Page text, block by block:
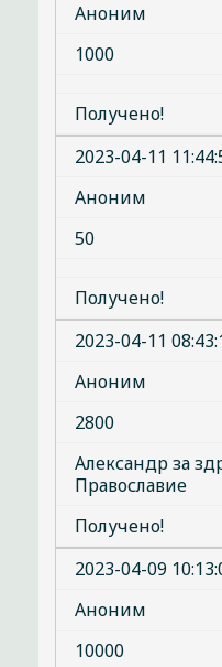
Аноним
1000
Получено!
2023-04-11
Аноним
50
Получено!
2023-04-11
Аноним
2800
Александр за
Православие
Получено!
2023-04-09
Аноним
10000